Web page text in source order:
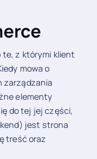
z którymi klient
mowa o
elementy
do tej jej części,
jest strona
treść oraz